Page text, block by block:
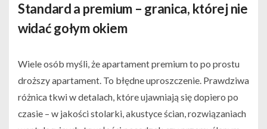
Standard a premium – granica, której nie
widać gołym okiem
Wiele osób myśli, że apartament premium to po prostu
droższy apartament. To błędne uproszczenie. Prawdziwa
różnica tkwi w detalach, które ujawniają się dopiero po
czasie – w jakości stolarki, akustyce ścian, rozwiązaniach